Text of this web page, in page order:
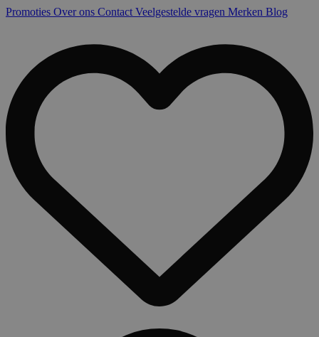
Promoties Over ons Contact Veelgestelde vragen Merken Blog